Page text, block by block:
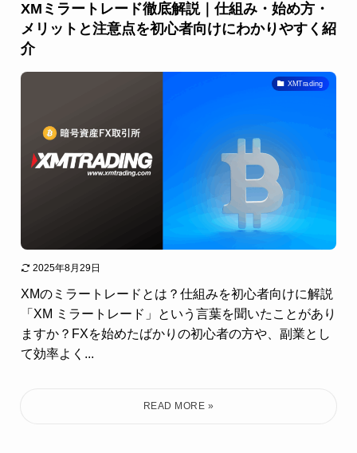
XMミラートレード徹底解説｜仕組み・始め方・
メリットと注意点を初心者向けにわかりやすく紹
介
XMTrading
2025年8月29日
XMのミラートレードとは？仕組みを初心者向けに解説
「XM ミラートレード」という言葉を聞いたことがあり
ますか？FXを始めたばかりの初心者の方や、副業とし
て効率よく...